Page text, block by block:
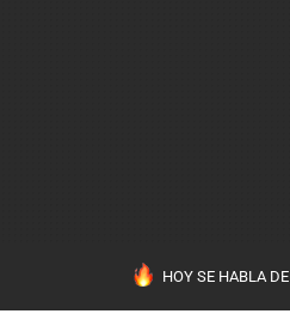
HOY SE HABLA DE